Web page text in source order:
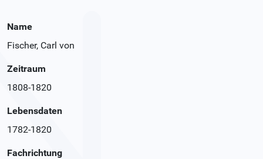
Name
Fischer, Carl von
Zeitraum
1808-1820
Lebensdaten
1782-1820
Fachrichtung